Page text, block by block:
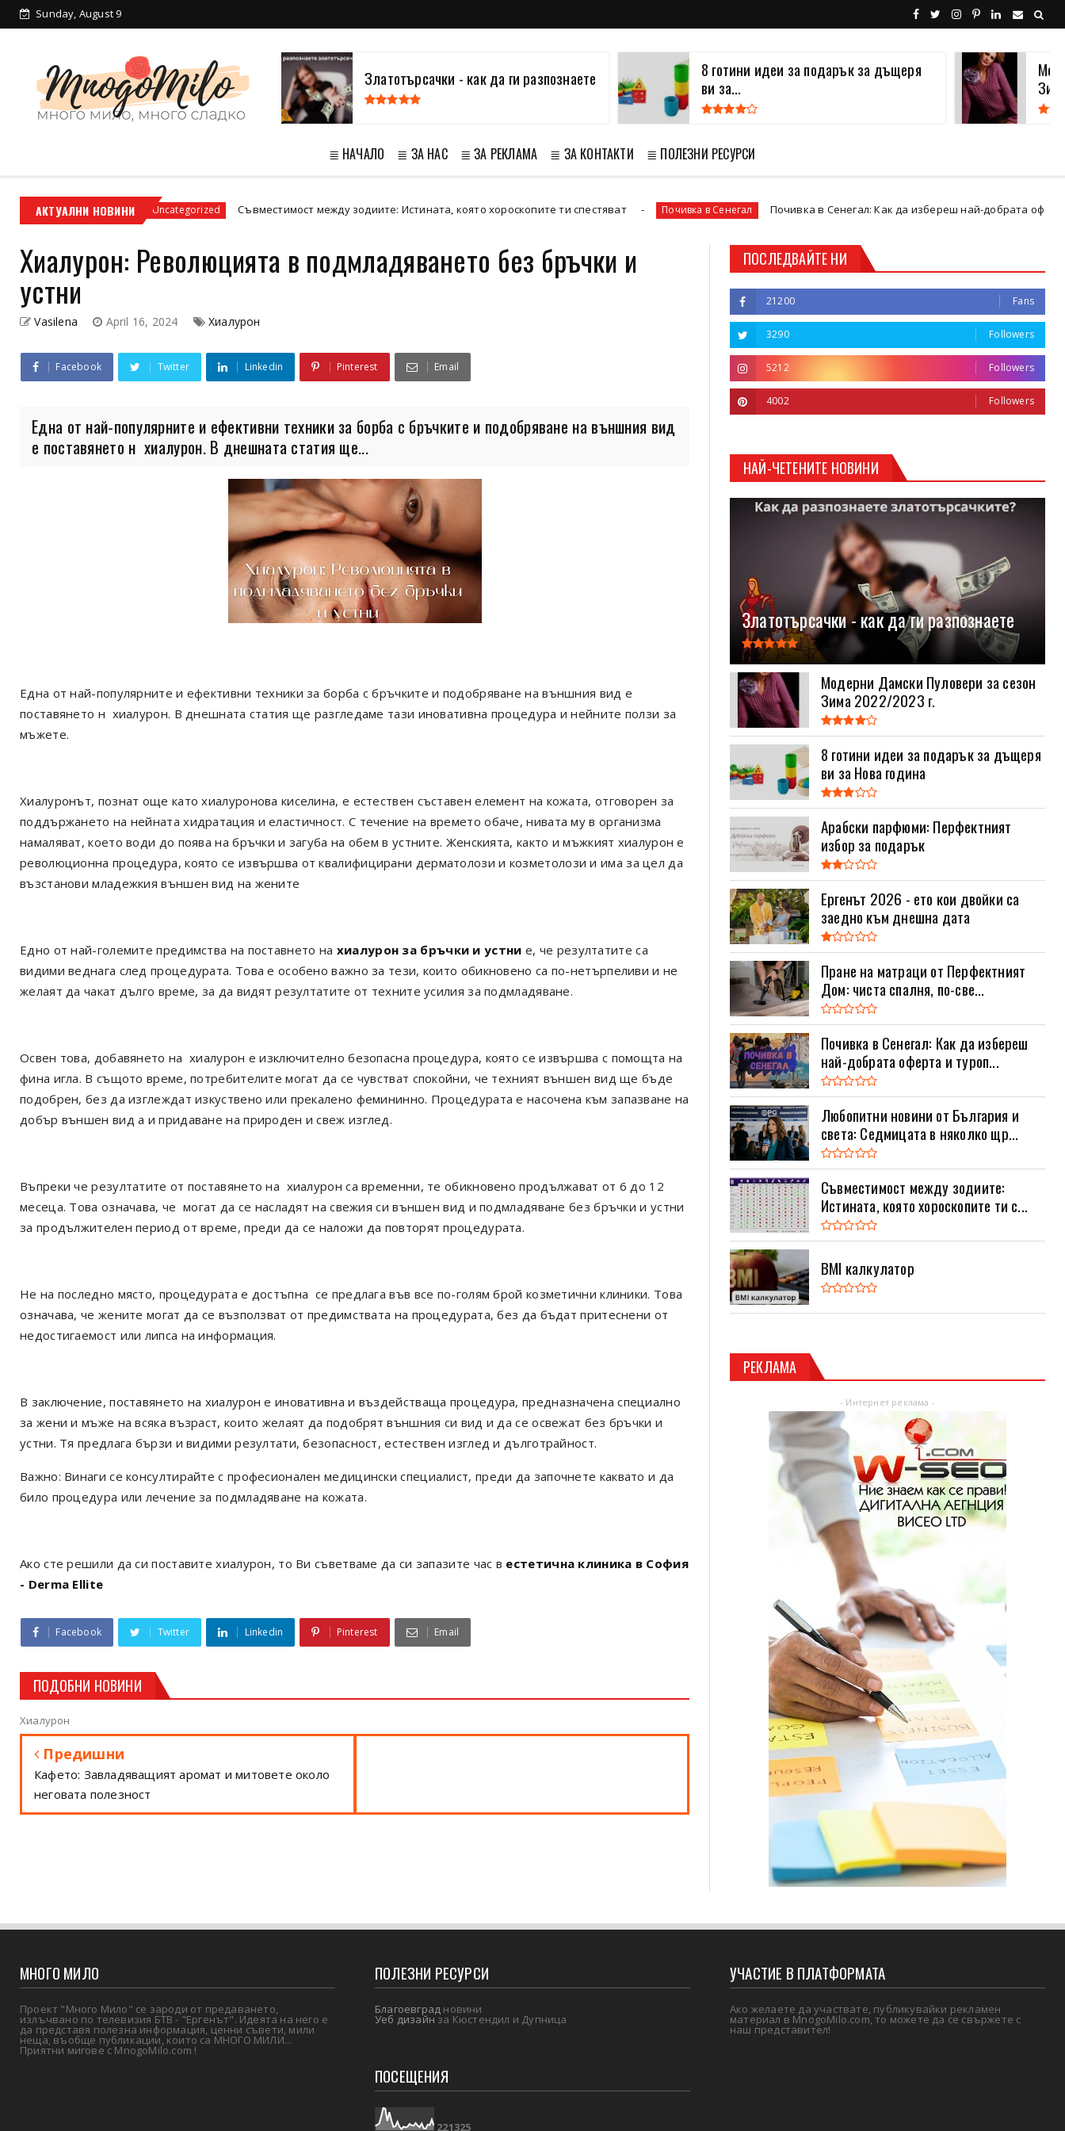
Sunday, August 9
Златотърсачки - как да ги разпознаете
8 готини идеи за подарък за дъщеря
ви за...
≣ НАЧАЛО ≣ ЗА НАС ≣ ЗА РЕКЛАМА ≣ ЗА КОНТАКТИ ≣ ПОЛЕЗНИ РЕСУРСИ
АКТУАЛНИ НОВИНИ
условия Uncategorized Съвместимост между зодиите: Истината, която хороскопите ти спестяват Почивка в Сенегал Почивка в Сенегал: Как да избереш най-добрата оферта и
Хиалурон: Революцията в подмладяването без бръчки и
устни
Vasilena April 16, 2024 Хиалурон
Facebook Twitter Linkedin Pinterest Email
Една от най-популярните и ефективни техники за борба с бръчките и подобряване на външния вид
е поставянето н хиалурон. В днешната статия ще...
Една от най-популярните и ефективни техники за борба с бръчките и подобряване на външния вид е
поставянето н хиалурон. В днешната статия ще разгледаме тази иновативна процедура и нейните ползи за
мъжете.
Хиалуронът, познат още като хиалуронова киселина, е естествен съставен елемент на кожата, отговорен за
поддържането на нейната хидратация и еластичност. С течение на времето обаче, нивата му в организма
намаляват, което води до поява на бръчки и загуба на обем в устните. Женскията, както и мъжкият хиалурон е
революционна процедура, която се извършва от квалифицирани дерматолози и козметолози и има за цел да
възстанови младежкия външен вид на жените
Едно от най-големите предимства на поставнето на хиалурон за бръчки и устни е, че резултатите са
видими веднага след процедурата. Това е особено важно за тези, които обикновено са по-нетърпеливи и не
желаят да чакат дълго време, за да видят резултатите от техните усилия за подмладяване.
Освен това, добавянето на хиалурон е изключително безопасна процедура, която се извършва с помощта на
фина игла. В същото време, потребителите могат да се чувстват спокойни, че техният външен вид ще бъде
подобрен, без да изглеждат изкуствено или прекалено фемининно. Процедурата е насочена към запазване на
добър външен вид а и придаване на природен и свеж изглед.
Въпреки че резултатите от поставянето на хиалурон са временни, те обикновено продължават от 6 до 12
месеца. Това означава, че могат да се насладят на свежия си външен вид и подмладяване без бръчки и устни
за продължителен период от време, преди да се наложи да повторят процедурата.
Не на последно място, процедурата е достъпна се предлага във все по-голям брой козметични клиники. Това
означава, че жените могат да се възползват от предимствата на процедурата, без да бъдат притеснени от
недостигаемост или липса на информация.
В заключение, поставянето на хиалурон е иновативна и въздействаща процедура, предназначена специално
за жени и мъже на всяка възраст, които желаят да подобрят външния си вид и да се освежат без бръчки и
устни. Тя предлага бързи и видими резултати, безопасност, естествен изглед и дълготрайност.
Важно: Винаги се консултирайте с професионален медицински специалист, преди да започнете каквато и да
било процедура или лечение за подмладяване на кожата.
Ако сте решили да си поставите хиалурон, то Ви съветваме да си запазите час в естетична клиника в София
- Derma Ellite
Facebook Twitter Linkedin Pinterest Email
ПОДОБНИ НОВИНИ
Хиалурон
Предишни
Кафето: Завладяващият аромат и митовете около
неговата полезност
ПОСЛЕДВАЙТЕ НИ
21200 Fans
3290 Followers
5212 Followers
4002 Followers
НАЙ-ЧЕТЕНИТЕ НОВИНИ
Златотърсачки - как да ги разпознаете
Модерни Дамски Пуловери за сезон
Зима 2022/2023 г.
8 готини идеи за подарък за дъщеря
ви за Нова година
Арабски парфюми: Перфектният
избор за подарък
Ергенът 2026 - ето кои двойки са
заедно към днешна дата
Пране на матраци от Перфектният
Дом: чиста спалня, по-све...
Почивка в Сенегал: Как да избереш
най-добрата оферта и туроп...
Любопитни новини от България и
света: Седмицата в няколко щр...
Съвместимост между зодиите:
Истината, която хороскопите ти с...
BMI калкулатор
РЕКЛАМА
- Интернет реклама -
МНОГО МИЛО
Проект "Много Мило" се зароди от предаването,
излъчвано по телевизия БТВ - "Ергенът". Идеята на него е
да представя полезна информация, ценни съвети, мили
неща, въобще публикации, които са МНОГО МИЛИ...
Приятни мигове с MnogoMilo.com !
ПОЛЕЗНИ РЕСУРСИ
Благоевград новини
Уеб дизайнза Кюстендил и Дупница
ПОСЕЩЕНИЯ
221325
УЧАСТИЕ В ПЛАТФОРМАТА
Ако желаете да участвате, публикувайки рекламен
материал в MnogoMilo.com, то можете да се свържете с
наш представител!